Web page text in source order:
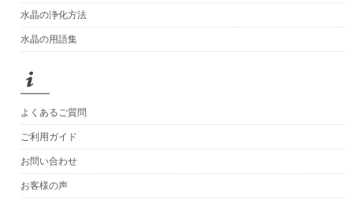
水晶の浄化方法
水晶の用語集
よくあるご質問
ご利用ガイド
お問い合わせ
お客様の声